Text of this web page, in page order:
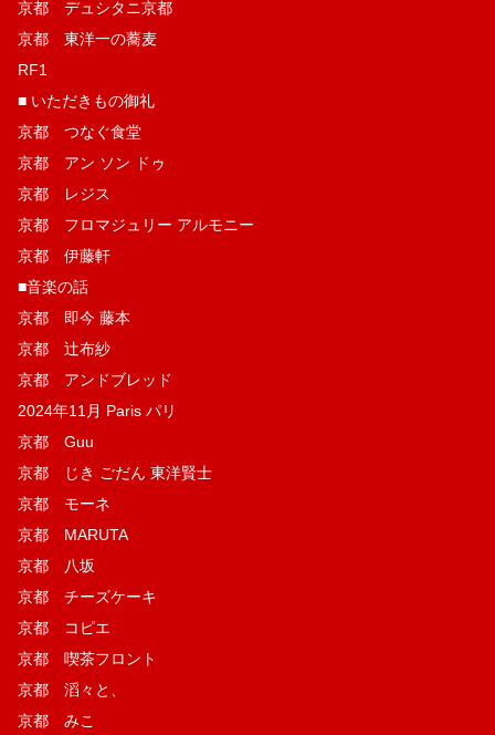
京都 デュシタニ京都
京都 東洋一の蕎麦
RF1
■ いただきもの御礼
京都 つなぐ食堂
京都 アン ソン ドゥ
京都 レジス
京都 フロマジュリー アルモニー
京都 伊藤軒
■音楽の話
京都 即今 藤本
京都 辻布紗
京都 アンドブレッド
2024年11月 Paris パリ
京都 Guu
京都 じき ごだん 東洋賢士
京都 モーネ
京都 MARUTA
京都 八坂
京都 チーズケーキ
京都 コピエ
京都 喫茶フロント
京都 滔々と、
京都 みこ